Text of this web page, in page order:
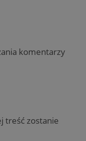
komentarzy
treść zostanie